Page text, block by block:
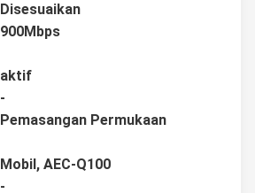
Disesuaikan
900Mbps
aktif
-
Pemasangan Permukaan
Mobil, AEC-Q100
-